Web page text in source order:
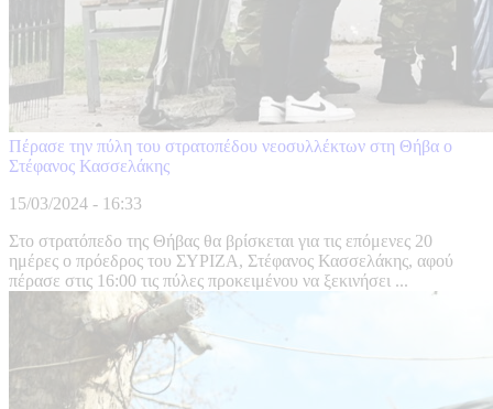
Πέρασε την πύλη του στρατοπέδου νεοσυλλέκτων στη Θήβα ο
Στέφανος Κασσελάκης
15/03/2024 - 16:33
Στο στρατόπεδο της Θήβας θα βρίσκεται για τις επόμενες 20
ημέρες ο πρόεδρος του ΣΥΡΙΖΑ, Στέφανος Κασσελάκης, αφού
πέρασε στις 16:00 τις πύλες προκειμένου να ξεκινήσει ...